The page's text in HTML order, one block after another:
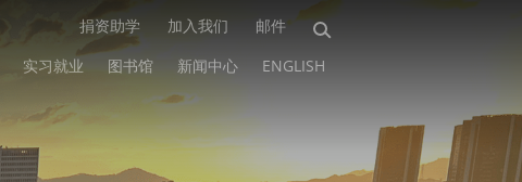
捐资助学 加入我们
邮件
实习就业 图书馆 新闻中心 ENGLISH